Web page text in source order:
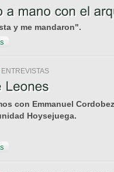
y me mandaron".
ENTREVISTAS
con Emmanuel
Hoysejuega.